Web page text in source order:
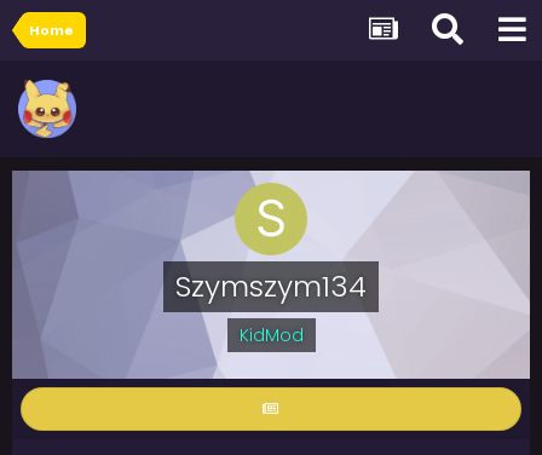
Home
Szymszym134
KidMod